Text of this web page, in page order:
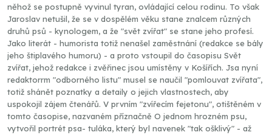
něhož se postupně vyvinul tyran, ovládající celou rodinu. To však
Jaroslav netušil, že se v dospělém věku stane znalcem různých
druhů psů - kynologem, a že "svět zvířat" se stane jeho profesí.
Jako literát - humorista totiž nenašel zaměstnání (redakce se bály
jeho štiplavého humoru) - a proto vstoupil do časopisu Svět
zvířat, jehož redakce i zvěřinec jsou umístěny v Košířích. Jsa nyní
redaktorrm "odborného listu" musel se naučil "pomlouvat zvířata",
totiž shánět poznatky a detaily o jejich vlastnostech, aby
uspokojil zájem čtenářů. V prvním "zvířecím fejetonu", otištěném v
tomto časopise, nazvaném příznačně O jednom hrozném psu,
vytvořil portrét psa- tuláka, který byl navenek "tak ošklivý" - až